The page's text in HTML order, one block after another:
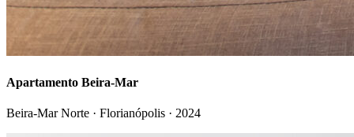
Apartamento Beira-Mar
Beira-Mar Norte · Florianópolis · 2024